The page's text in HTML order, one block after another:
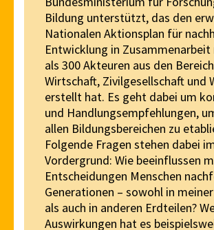
Bildung unterstützt, das den
Nationalen Aktionsplan für
Entwicklung in
als 300 Akteuren aus den
Wirtschaft, Zivilgesellschaft und
erstellt hat. Es geht dabei um
und Handlungsempfehlungen,
allen Bildungsbereichen zu
Folgende Fragen stehen dabei
Vordergrund: Wie beeinflussen
Entscheidungen Menschen
Generationen – sowohl in
als auch in anderen Erdteilen?
Auswirkungen hat es